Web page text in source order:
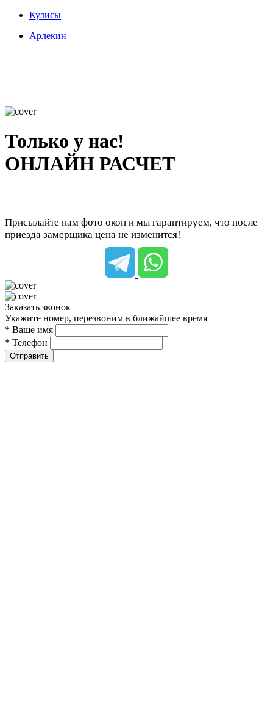
Кулисы
Арлекин
Только у нас!
ОНЛАЙН РАСЧЕТ
Присылайте нам фото окон и мы гарантируем, что после
приезда замерщика цена не изменится!
Заказать звонок
Укажите номер, перезвоним в ближайшее время
* Ваше имя
* Телефон
Отправить